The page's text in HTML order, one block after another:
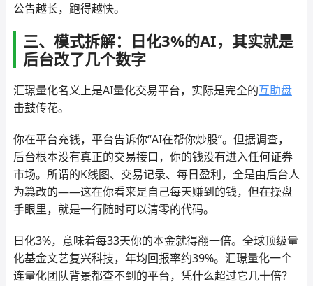
公告越长，跑得越快。
三、模式拆解：日化3%的AI，其实就是
后台改了几个数字
汇璟量化名义上是AI量化交易平台，实际是完全的互助盘
击鼓传花。
你在平台充钱，平台告诉你“AI在帮你炒股”。但据调查，
后台根本没有真正的交易接口，你的钱没有进入任何证券
市场。所谓的K线图、交易记录、每日盈利，全是由后台人
为篡改的——这在你看来是自己每天赚到的钱，但在操盘
手眼里，就是一行随时可以清零的代码。
日化3%，意味着每33天你的本金就得翻一倍。全球顶级量
化基金文艺复兴科技，年均回报率约39%。汇璟量化一个
连量化团队背景都查不到的平台，凭什么超过它几十倍？